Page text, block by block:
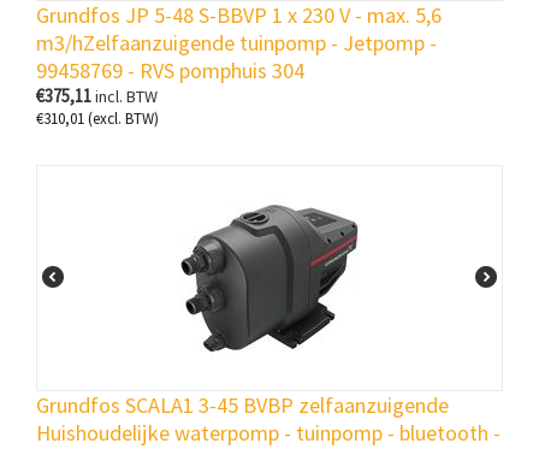
Grundfos JP 5-48 S-BBVP 1 x 230 V - max. 5,6
m3/hZelfaanzuigende tuinpomp - Jetpomp -
99458769 - RVS pomphuis 304
€375,11incl. BTW
€310,01(excl. BTW)
Grundfos SCALA1 3-45 BVBP zelfaanzuigende
Huishoudelijke waterpomp - tuinpomp - bluetooth -